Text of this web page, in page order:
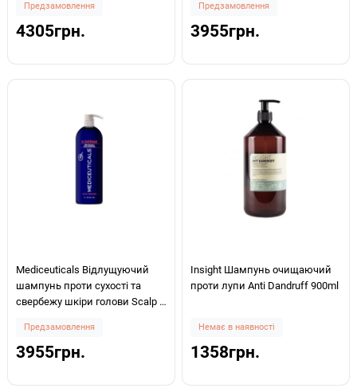
1000мл
Предзамовлення
4305грн.
Предзамовлення
3955грн.
Mediceuticals Відлущуючий
шампунь проти сухості та
свербежу шкіри голови Scalp &
Предзамовлення
3955грн.
Insight Шампунь очищаючий
проти лупи Anti Dandruff 900ml
Немає в наявності
1358грн.